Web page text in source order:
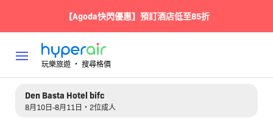
【Agoda快閃優惠】預訂酒店低至85折
玩樂旅遊 ‧ 搜尋格價
Den Basta Hotel bifc
8月10日-8月11日・2位成人